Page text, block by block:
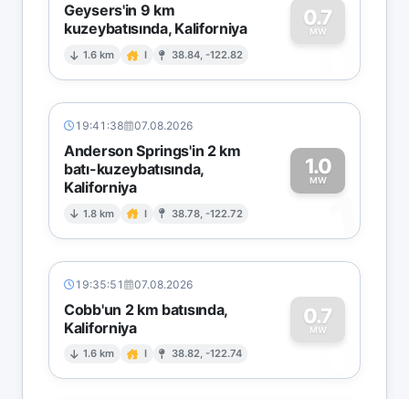
Geysers'in 9 km
kuzeybatısında, Kaliforniya
1.6 km I 38.84, -122.82
0.7
MW
0
19:41:38 07.08.2026
Anderson Springs'in 2 km
batı-kuzeybatısında,
Kaliforniya
1.8 km I 38.78, -122.72
1.0
MW
1
19:35:51 07.08.2026
Cobb'un 2 km batısında,
Kaliforniya
1.6 km I 38.82, -122.74
0.7
MW
0